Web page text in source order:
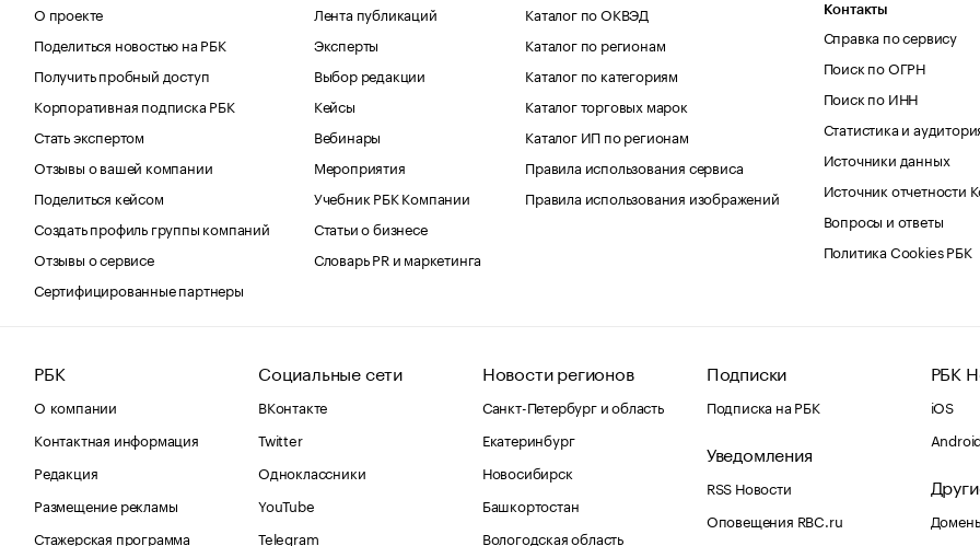
О проекте
Поделиться новостью на РБК
Получить пробный доступ
Корпоративная подписка РБК
Стать экспертом
Отзывы о вашей компании
Поделиться кейсом
Создать профиль группы компаний
Отзывы о сервисе
Сертифицированные партнеры
Лента публикаций
Эксперты
Выбор редакции
Кейсы
Вебинары
Мероприятия
Учебник РБК Компании
Статьи о бизнесе
Словарь PR и маркетинга
Каталог по ОКВЭД
Каталог по регионам
Каталог по категориям
Каталог торговых марок
Каталог ИП по регионам
Правила использования сервиса
Правила использования изображений
Контакты
Справка по сервису
Поиск по ОГРН
Поиск по ИНН
Статистика и
Источники данных
Источник отчетности
Вопросы и ответы
Политика Cookies РБК
РБК
О компании
Контактная информация
Редакция
Размещение рекламы
Стажерская программа
Социальные сети
ВКонтакте
Twitter
Одноклассники
YouTube
Telegram
Новости регионов
Санкт-Петербург и область
Екатеринбург
Новосибирск
Башкортостан
Вологодская область
Подписки
Подписка на РБК
Уведомления
RSS Новости
Оповещения RBC.ru
РБК
iOS